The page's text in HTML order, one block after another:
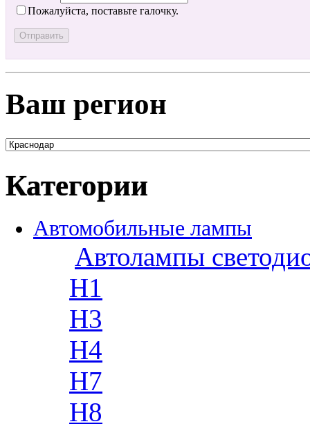
Пожалуйста, поставьте галочку.
Ваш регион
Категории
Автомобильные лампы
Автолампы
H1
H3
H4
H7
H8